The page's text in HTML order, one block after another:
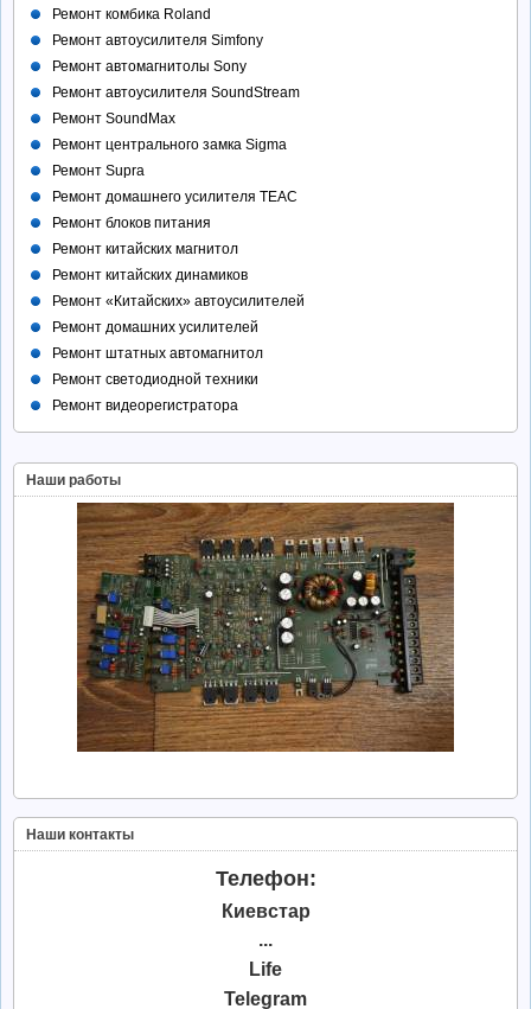
Ремонт комбика Roland
Ремонт автоусилителя Simfony
Ремонт автомагнитолы Sony
Ремонт автоусилителя SoundStream
Ремонт SoundMax
Ремонт центрального замка Sigma
Ремонт Supra
Ремонт домашнего усилителя TEAC
Ремонт блоков питания
Ремонт китайских магнитол
Ремонт китайских динамиков
Ремонт «Китайских» автоусилителей
Ремонт домашних усилителей
Ремонт штатных автомагнитол
Ремонт светодиодной техники
Ремонт видеорегистратора
Наши работы
Наши контакты
Телефон:
Киевстар
...
Life
Telegram